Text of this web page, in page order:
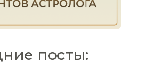
посты: